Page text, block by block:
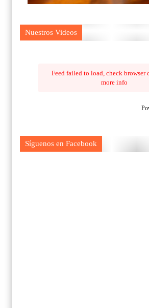
Nuestros Videos
Feed failed to load, check browser
more info
Síguenos en Facebook